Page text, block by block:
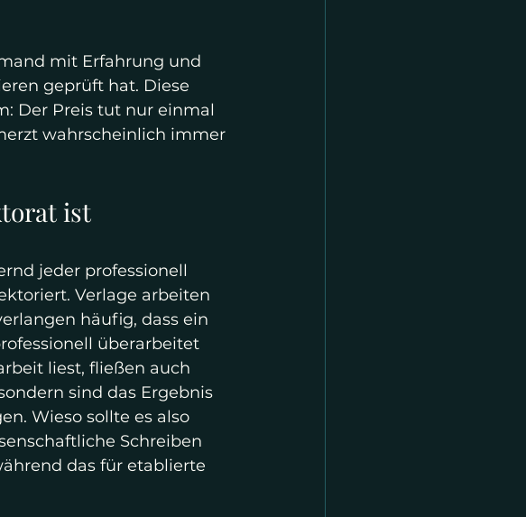
mit Erfahrung und
geprüft hat. Diese
Der Preis tut nur einmal
wahrscheinlich immer
ist
jeder professionell
Verlage arbeiten
häufig, dass ein
überarbeitet
liest, fließen auch
sind das Ergebnis
Wieso sollte es also
Schreiben
das für etablierte